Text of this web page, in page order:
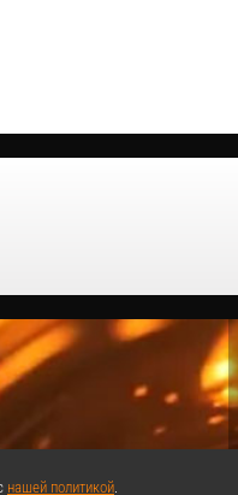
нашей политикой.